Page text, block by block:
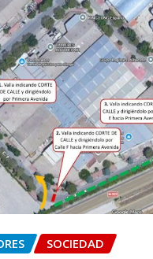
SOCIEDAD